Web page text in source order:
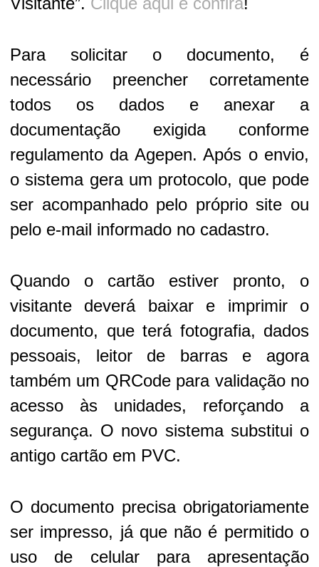
Para solicitar o documento, é
necessário preencher corretamente
todos os dados e anexar a
documentação exigida conforme
regulamento da Agepen. Após o envio,
o sistema gera um protocolo, que pode
ser acompanhado pelo próprio site ou
pelo e-mail informado no cadastro.
Quando o cartão estiver pronto, o
visitante deverá baixar e imprimir o
documento, que terá fotografia, dados
pessoais, leitor de barras e agora
também um QRCode para validação no
acesso às unidades, reforçando a
segurança. O novo sistema substitui o
antigo cartão em PVC.
O documento precisa obrigatoriamente
ser impresso, já que não é permitido o
uso de celular para apresentação